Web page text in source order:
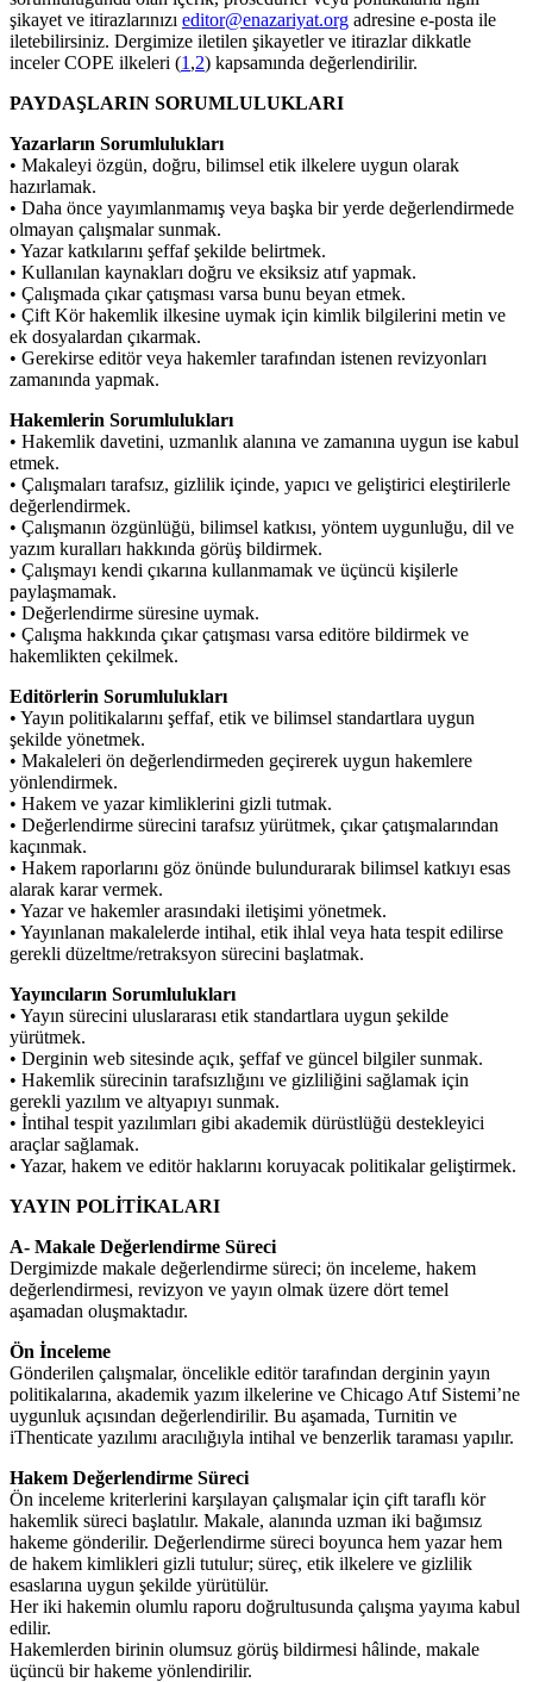
şikayet ve itirazlarınızı editor@enazariyat.org adresine e-posta ile
iletebilirsiniz. Dergimize iletilen şikayetler ve itirazlar dikkatle
inceler COPE ilkeleri (1 ,2) kapsamında değerlendirilir.
PAYDAŞLARIN SORUMLULUKLARI
Yazarların Sorumlulukları
• Makaleyi özgün, doğru, bilimsel etik ilkelere uygun olarak
hazırlamak.
• Daha önce yayımlanmamış veya başka bir yerde değerlendirmede
olmayan çalışmalar sunmak.
• Yazar katkılarını şeffaf şekilde belirtmek.
• Kullanılan kaynakları doğru ve eksiksiz atıf yapmak.
• Çalışmada çıkar çatışması varsa bunu beyan etmek.
• Çift Kör hakemlik ilkesine uymak için kimlik bilgilerini metin ve
ek dosyalardan çıkarmak.
• Gerekirse editör veya hakemler tarafından istenen revizyonları
zamanında yapmak.
Hakemlerin Sorumlulukları
• Hakemlik davetini, uzmanlık alanına ve zamanına uygun ise kabul
etmek.
• Çalışmaları tarafsız, gizlilik içinde, yapıcı ve geliştirici eleştirilerle
değerlendirmek.
• Çalışmanın özgünlüğü, bilimsel katkısı, yöntem uygunluğu, dil ve
yazım kuralları hakkında görüş bildirmek.
• Çalışmayı kendi çıkarına kullanmamak ve üçüncü kişilerle
paylaşmamak.
• Değerlendirme süresine uymak.
• Çalışma hakkında çıkar çatışması varsa editöre bildirmek ve
hakemlikten çekilmek.
Editörlerin Sorumlulukları
• Yayın politikalarını şeffaf, etik ve bilimsel standartlara uygun
şekilde yönetmek.
• Makaleleri ön değerlendirmeden geçirerek uygun hakemlere
yönlendirmek.
• Hakem ve yazar kimliklerini gizli tutmak.
• Değerlendirme sürecini tarafsız yürütmek, çıkar çatışmalarından
kaçınmak.
• Hakem raporlarını göz önünde bulundurarak bilimsel katkıyı esas
alarak karar vermek.
• Yazar ve hakemler arasındaki iletişimi yönetmek.
• Yayınlanan makalelerde intihal, etik ihlal veya hata tespit edilirse
gerekli düzeltme/retraksyon sürecini başlatmak.
Yayıncıların Sorumlulukları
• Yayın sürecini uluslararası etik standartlara uygun şekilde
yürütmek.
• Derginin web sitesinde açık, şeffaf ve güncel bilgiler sunmak.
• Hakemlik sürecinin tarafsızlığını ve gizliliğini sağlamak için
gerekli yazılım ve altyapıyı sunmak.
• İntihal tespit yazılımları gibi akademik dürüstlüğü destekleyici
araçlar sağlamak.
• Yazar, hakem ve editör haklarını koruyacak politikalar geliştirmek.
YAYIN POLİTİKALARI
A- Makale Değerlendirme Süreci
Dergimizde makale değerlendirme süreci; ön inceleme, hakem
değerlendirmesi, revizyon ve yayın olmak üzere dört temel
aşamadan oluşmaktadır.
Ön İnceleme
Gönderilen çalışmalar, öncelikle editör tarafından derginin yayın
politikalarına, akademik yazım ilkelerine ve Chicago Atıf Sistemi’ne
uygunluk açısından değerlendirilir. Bu aşamada, Turnitin ve
iThenticate yazılımı aracılığıyla intihal ve benzerlik taraması yapılır.
Hakem Değerlendirme Süreci
Ön inceleme kriterlerini karşılayan çalışmalar için çift taraflı kör
hakemlik süreci başlatılır. Makale, alanında uzman iki bağımsız
hakeme gönderilir. Değerlendirme süreci boyunca hem yazar hem
de hakem kimlikleri gizli tutulur; süreç, etik ilkelere ve gizlilik
esaslarına uygun şekilde yürütülür.
Her iki hakemin olumlu raporu doğrultusunda çalışma yayıma kabul
edilir.
Hakemlerden birinin olumsuz görüş bildirmesi hâlinde, makale
üçüncü bir hakeme yönlendirilir.